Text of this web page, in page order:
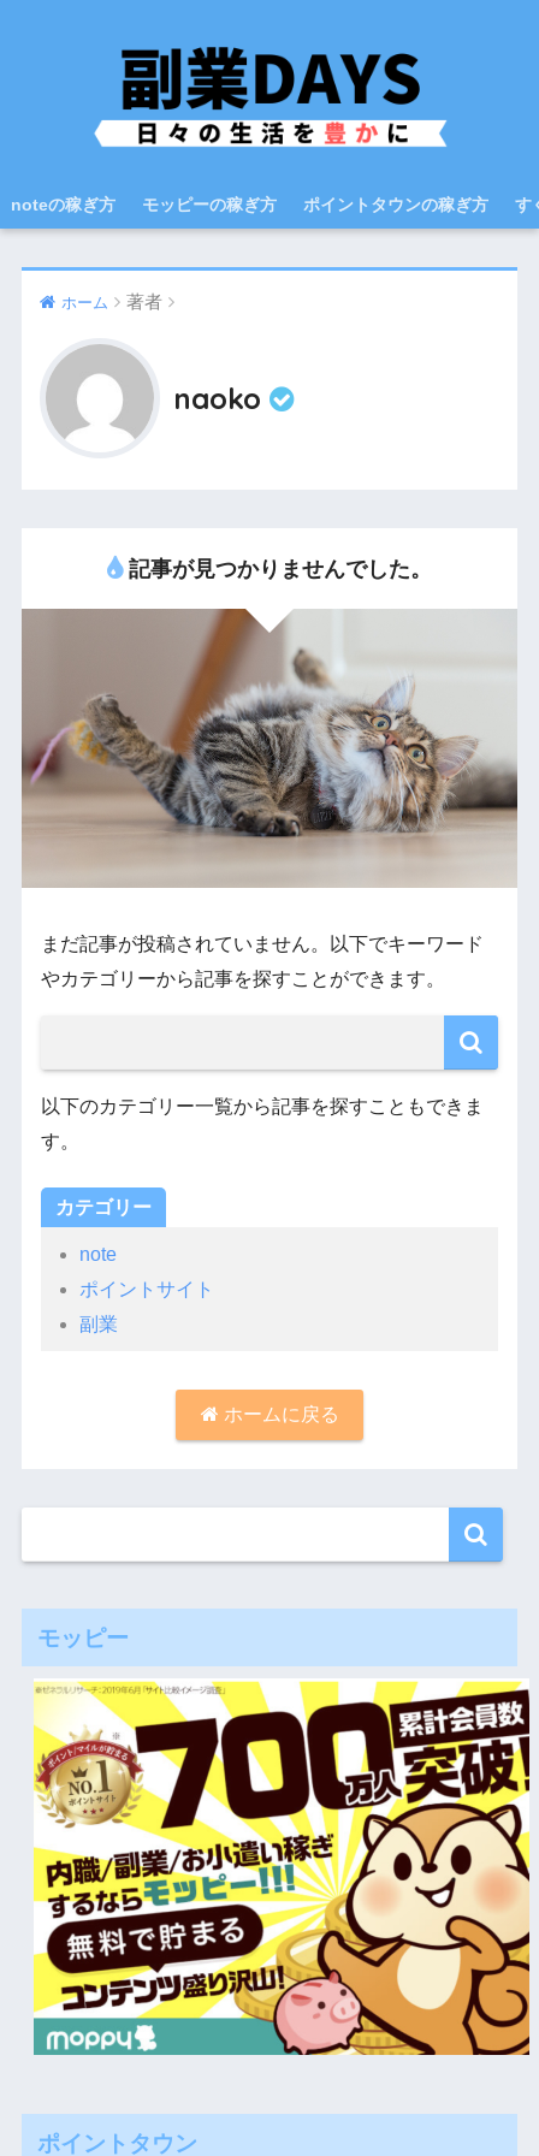
noteの稼ぎ方 モッピーの稼ぎ方 ポイントタウンの稼ぎ方 す
ホーム 著者
naoko
記事が見つかりませんでした。
まだ記事が投稿されていません。以下でキーワード
やカテゴリーから記事を探すことができます。
以下のカテゴリー一覧から記事を探すこともできま
す。
カテゴリー
note
ポイントサイト
副業
ホームに戻る
モッピー
ポイントタウン